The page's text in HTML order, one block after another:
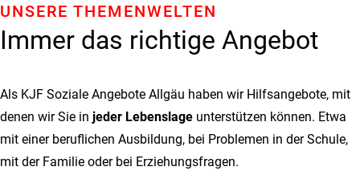
Immer das richtige Angebot
UNSERE THEMENWELTEN
Als KJF Soziale Angebote Allgäu haben wir Hilfsangebote, mit
denen wir Sie in jeder Lebenslage unterstützen können. Etwa
mit einer beruflichen Ausbildung, bei Problemen in der Schule,
mit der Familie oder bei Erziehungsfragen.